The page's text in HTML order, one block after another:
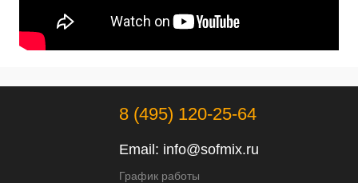
8 (495) 120-25-64
Email: info@sofmix.ru
График работы